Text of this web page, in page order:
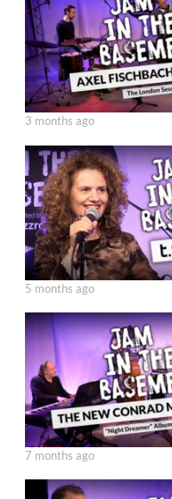
3 months ago
5 months ago
7 months ago